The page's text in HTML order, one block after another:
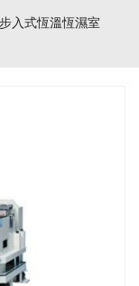
步入式恆溫恆濕室